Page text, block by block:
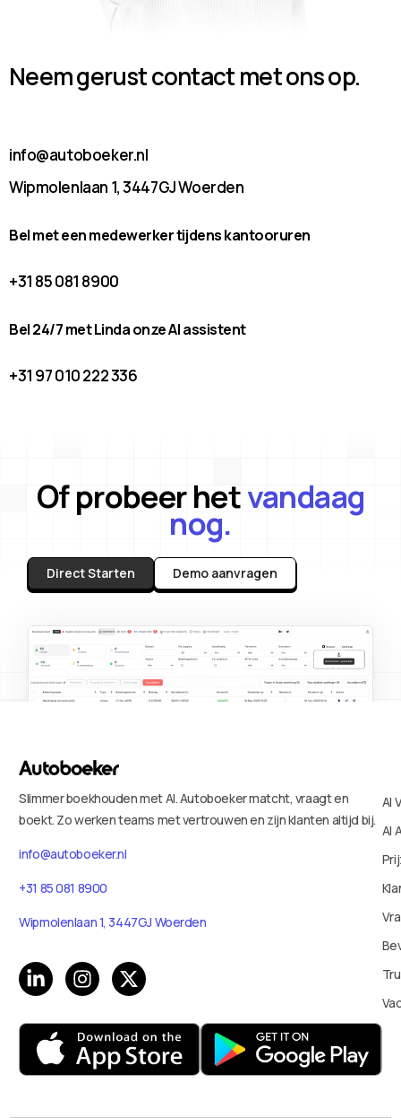
Neem gerust contact met ons op.
info@autoboeker.nl
Wipmolenlaan 1, 3447GJ Woerden
Bel met een medewerker tijdens kantooruren
+31 85 081 8900
Bel 24/7 met Linda onze AI assistent
+31 97 010 222 336
Of probeer hetvandaag
nog.
Direct Starten Demo aanvragen
Slimmer boekhouden met AI. Autoboeker matcht, vraagt en
boekt. Zo werken teams met vertrouwen en zijn klanten altijd bij.
info@autoboeker.nl
+31 85 081 8900
Wipmolenlaan 1, 3447GJ Woerden
AI
AI